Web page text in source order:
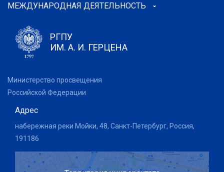
МЕЖДУНАРОДНАЯ ДЕЯТЕЛЬНОСТЬ
РГПУ
ИМ. А. И. ГЕРЦЕНА
Министерство просвещения
Российской Федерации
Адрес
набережная реки Мойки, 48, Санкт-Петербург, Россия,
191186